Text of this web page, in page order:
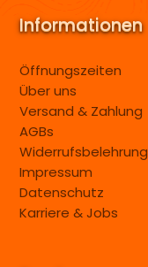
Informationen
Öffnungszeiten
Über uns
Versand & Zahlung
AGBs
Widerrufsbelehrung
Impressum
Datenschutz
Karriere & Jobs